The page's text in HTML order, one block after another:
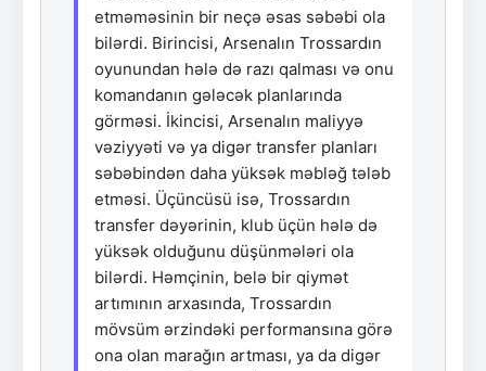
etməməsinin bir neçə əsas səbəbi ola
bilərdi. Birincisi, Arsenalın Trossardın
oyunundan hələ də razı qalması və onu
komandanın gələcək planlarında
görməsi. İkincisi, Arsenalın maliyyə
vəziyyəti və ya digər transfer planları
səbəbindən daha yüksək məbləğ tələb
etməsi. Üçüncüsü isə, Trossardın
transfer dəyərinin, klub üçün hələ də
yüksək olduğunu düşünmələri ola
bilərdi. Həmçinin, belə bir qiymət
artımının arxasında, Trossardın
mövsüm ərzindəki performansına görə
ona olan marağın artması, ya da digər